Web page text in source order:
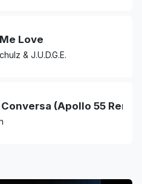
Love
& J.U.D.G.E.
(Apollo 55